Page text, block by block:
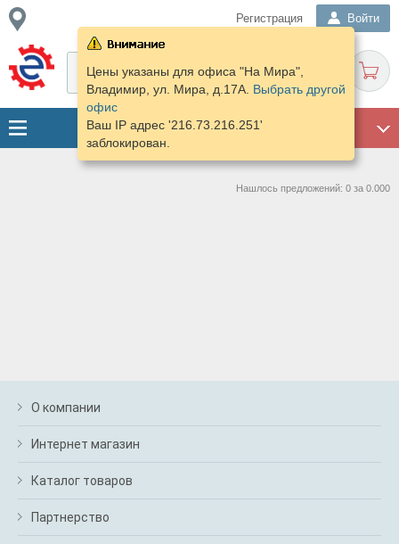
Регистрация Войти
Цены указаны для офиса "На Мира",
Владимир, ул. Мира, д.17А. Выбрать другой
офис
Ваш IP адрес '216.73.216.251'
заблокирован.
Нашлось предложений: 0 за 0.000
О компании
Интернет магазин
Каталог товаров
Партнерство